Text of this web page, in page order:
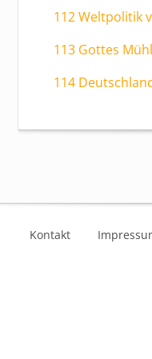
112 Weltpolitik
113 Gottes
114
Kontakt